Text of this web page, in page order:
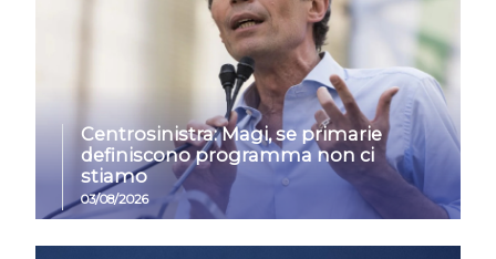
Centrosinistra: Magi, se primarie
definiscono programma non ci
stiamo
03/08/2026